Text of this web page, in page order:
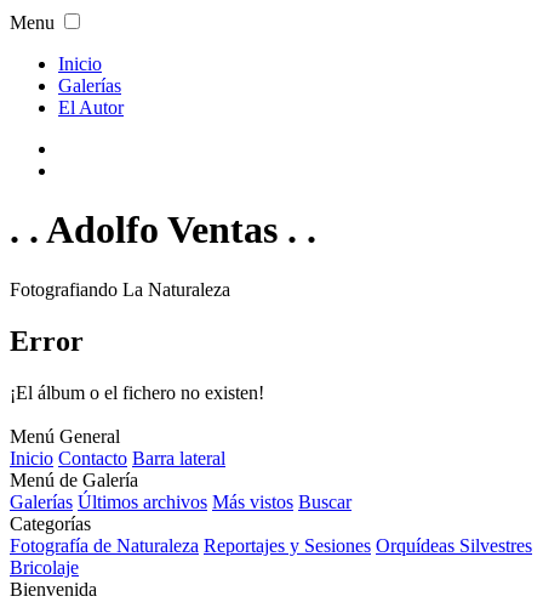
Menu
Inicio
Galerías
El Autor
. . Adolfo Ventas . .
Fotografiando La Naturaleza
Error
¡El álbum o el fichero no existen!
Menú General
Inicio Contacto Barra lateral
Menú de Galería
Galerías Últimos archivos Más vistos Buscar
Categorías
Fotografía de Naturaleza Reportajes y Sesiones Orquídeas Silvestres
Bricolaje
Bienvenida